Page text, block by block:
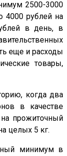
2500-3000
4000 рублей на
в день, в
еще и расходы
товары,
когда два
в качестве
прожиточный
целых 5 кг.
минимум в